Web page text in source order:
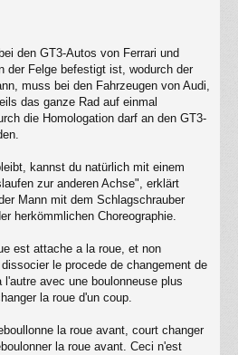
den GT3-Autos von Ferrari und
der Felge befestigt ist, wodurch der
muss bei den Fahrzeugen von Audi,
das ganze Rad auf einmal
die Homologation darf an den GT3-
kannst du natürlich mit einem
zur anderen Achse", erklärt
Mann mit dem Schlagschrauber
herkömmlichen Choreographie.
est attache a la roue, et non
le procede de changement de
avec une boulonneuse plus
la roue d'un coup.
la roue avant, court changer
la roue avant. Ceci n'est